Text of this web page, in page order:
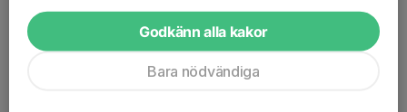
OBS! Anmälan till tävlingarna sker på vanligt sätt via
Eventor.
Godkänn alla kakor
Bara nödvändiga